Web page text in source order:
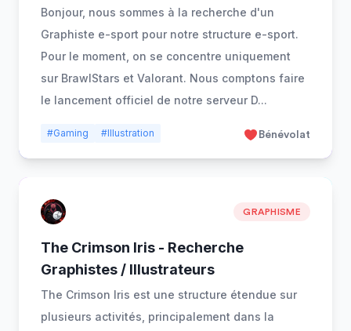
Bonjour, nous sommes à la recherche d'un
Graphiste e-sport pour notre structure e-sport.
Pour le moment, on se concentre uniquement
sur BrawlStars et Valorant. Nous comptons faire
le lancement officiel de notre serveur D...
#Gaming #Illustration Bénévolat
GRAPHISME
The Crimson Iris - Recherche
Graphistes / Illustrateurs
The Crimson Iris est une structure étendue sur
plusieurs activités, principalement dans la